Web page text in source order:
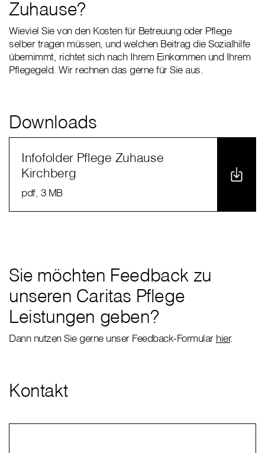
Zuhause?
Wieviel Sie von den Kosten für Betreuung oder Pflege
selber tragen müssen, und welchen Beitrag die Sozialhilfe
übernimmt, richtet sich nach Ihrem Einkommen und Ihrem
Pflegegeld. Wir rechnen das gerne für Sie aus.
Downloads
Infofolder Pflege Zuhause
Kirchberg
pdf, 3 MB
Sie möchten Feedback zu
unseren Caritas Pflege
Leistungen geben?
Dann nutzen Sie gerne unser Feedback-Formular hier.
Kontakt